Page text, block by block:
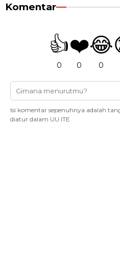
Komentar
👍
0
❤️
0
😂
0
Isi komentar sepenuhnya adalah
diatur dalam UU ITE